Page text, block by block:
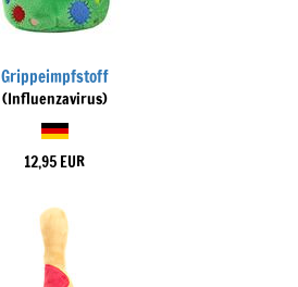
Grippeimpfstoff
(Influenzavirus)
12,95 EUR